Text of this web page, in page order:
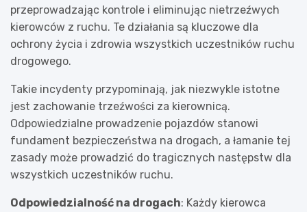
przeprowadzając kontrole i eliminując nietrzeźwych
kierowców z ruchu. Te działania są kluczowe dla
ochrony życia i zdrowia wszystkich uczestników ruchu
drogowego.
Takie incydenty przypominają, jak niezwykle istotne
jest zachowanie trzeźwości za kierownicą.
Odpowiedzialne prowadzenie pojazdów stanowi
fundament bezpieczeństwa na drogach, a łamanie tej
zasady może prowadzić do tragicznych następstw dla
wszystkich uczestników ruchu.
Odpowiedzialność na drogach: Każdy kierowca